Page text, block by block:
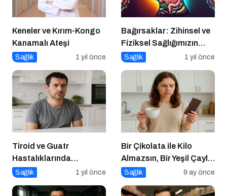
Keneler ve Kırım-Kongo
Kanamalı Ateşi
Sağlık 1 yıl önce
Bağırsaklar: Zihinsel ve
Fiziksel Sağlığımızın
Gizli Yöneticisi!
Sağlık 1 yıl önce
Tiroid ve Guatr
Hastalıklarında
Beslenme Bilinci
Sağlık 1 yıl önce
Bir Çikolata ile Kilo
Almazsın, Bir Yeşil Çayla
da Zayıflamazsın
Sağlık 9 ay önce